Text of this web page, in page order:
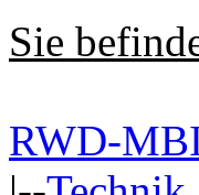
Sie
RWD-